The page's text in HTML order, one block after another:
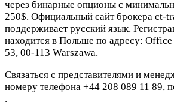
через бинарные опционы с
250$. Официальный сайт брокера ct-
поддерживает русский язык.
находится в Польше по адресу:
53, 00-113 Warszawa.
Связаться с представителями и
номеру телефона +44 208 089 11 89,
.